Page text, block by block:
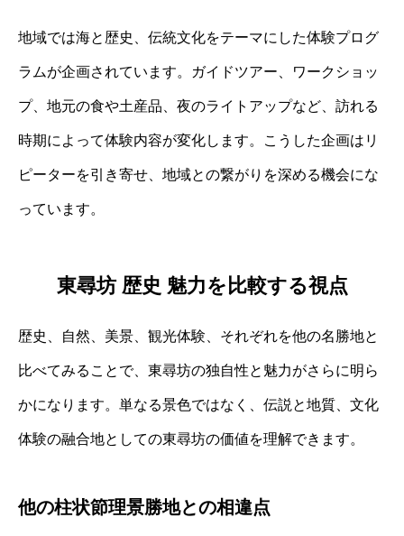
地域では海と歴史、伝統文化をテーマにした体験プログ
ラムが企画されています。ガイドツアー、ワークショッ
プ、地元の食や土産品、夜のライトアップなど、訪れる
時期によって体験内容が変化します。こうした企画はリ
ピーターを引き寄せ、地域との繋がりを深める機会にな
っています。
東尋坊 歴史 魅力を比較する視点
歴史、自然、美景、観光体験、それぞれを他の名勝地と
比べてみることで、東尋坊の独自性と魅力がさらに明ら
かになります。単なる景色ではなく、伝説と地質、文化
体験の融合地としての東尋坊の価値を理解できます。
他の柱状節理景勝地との相違点